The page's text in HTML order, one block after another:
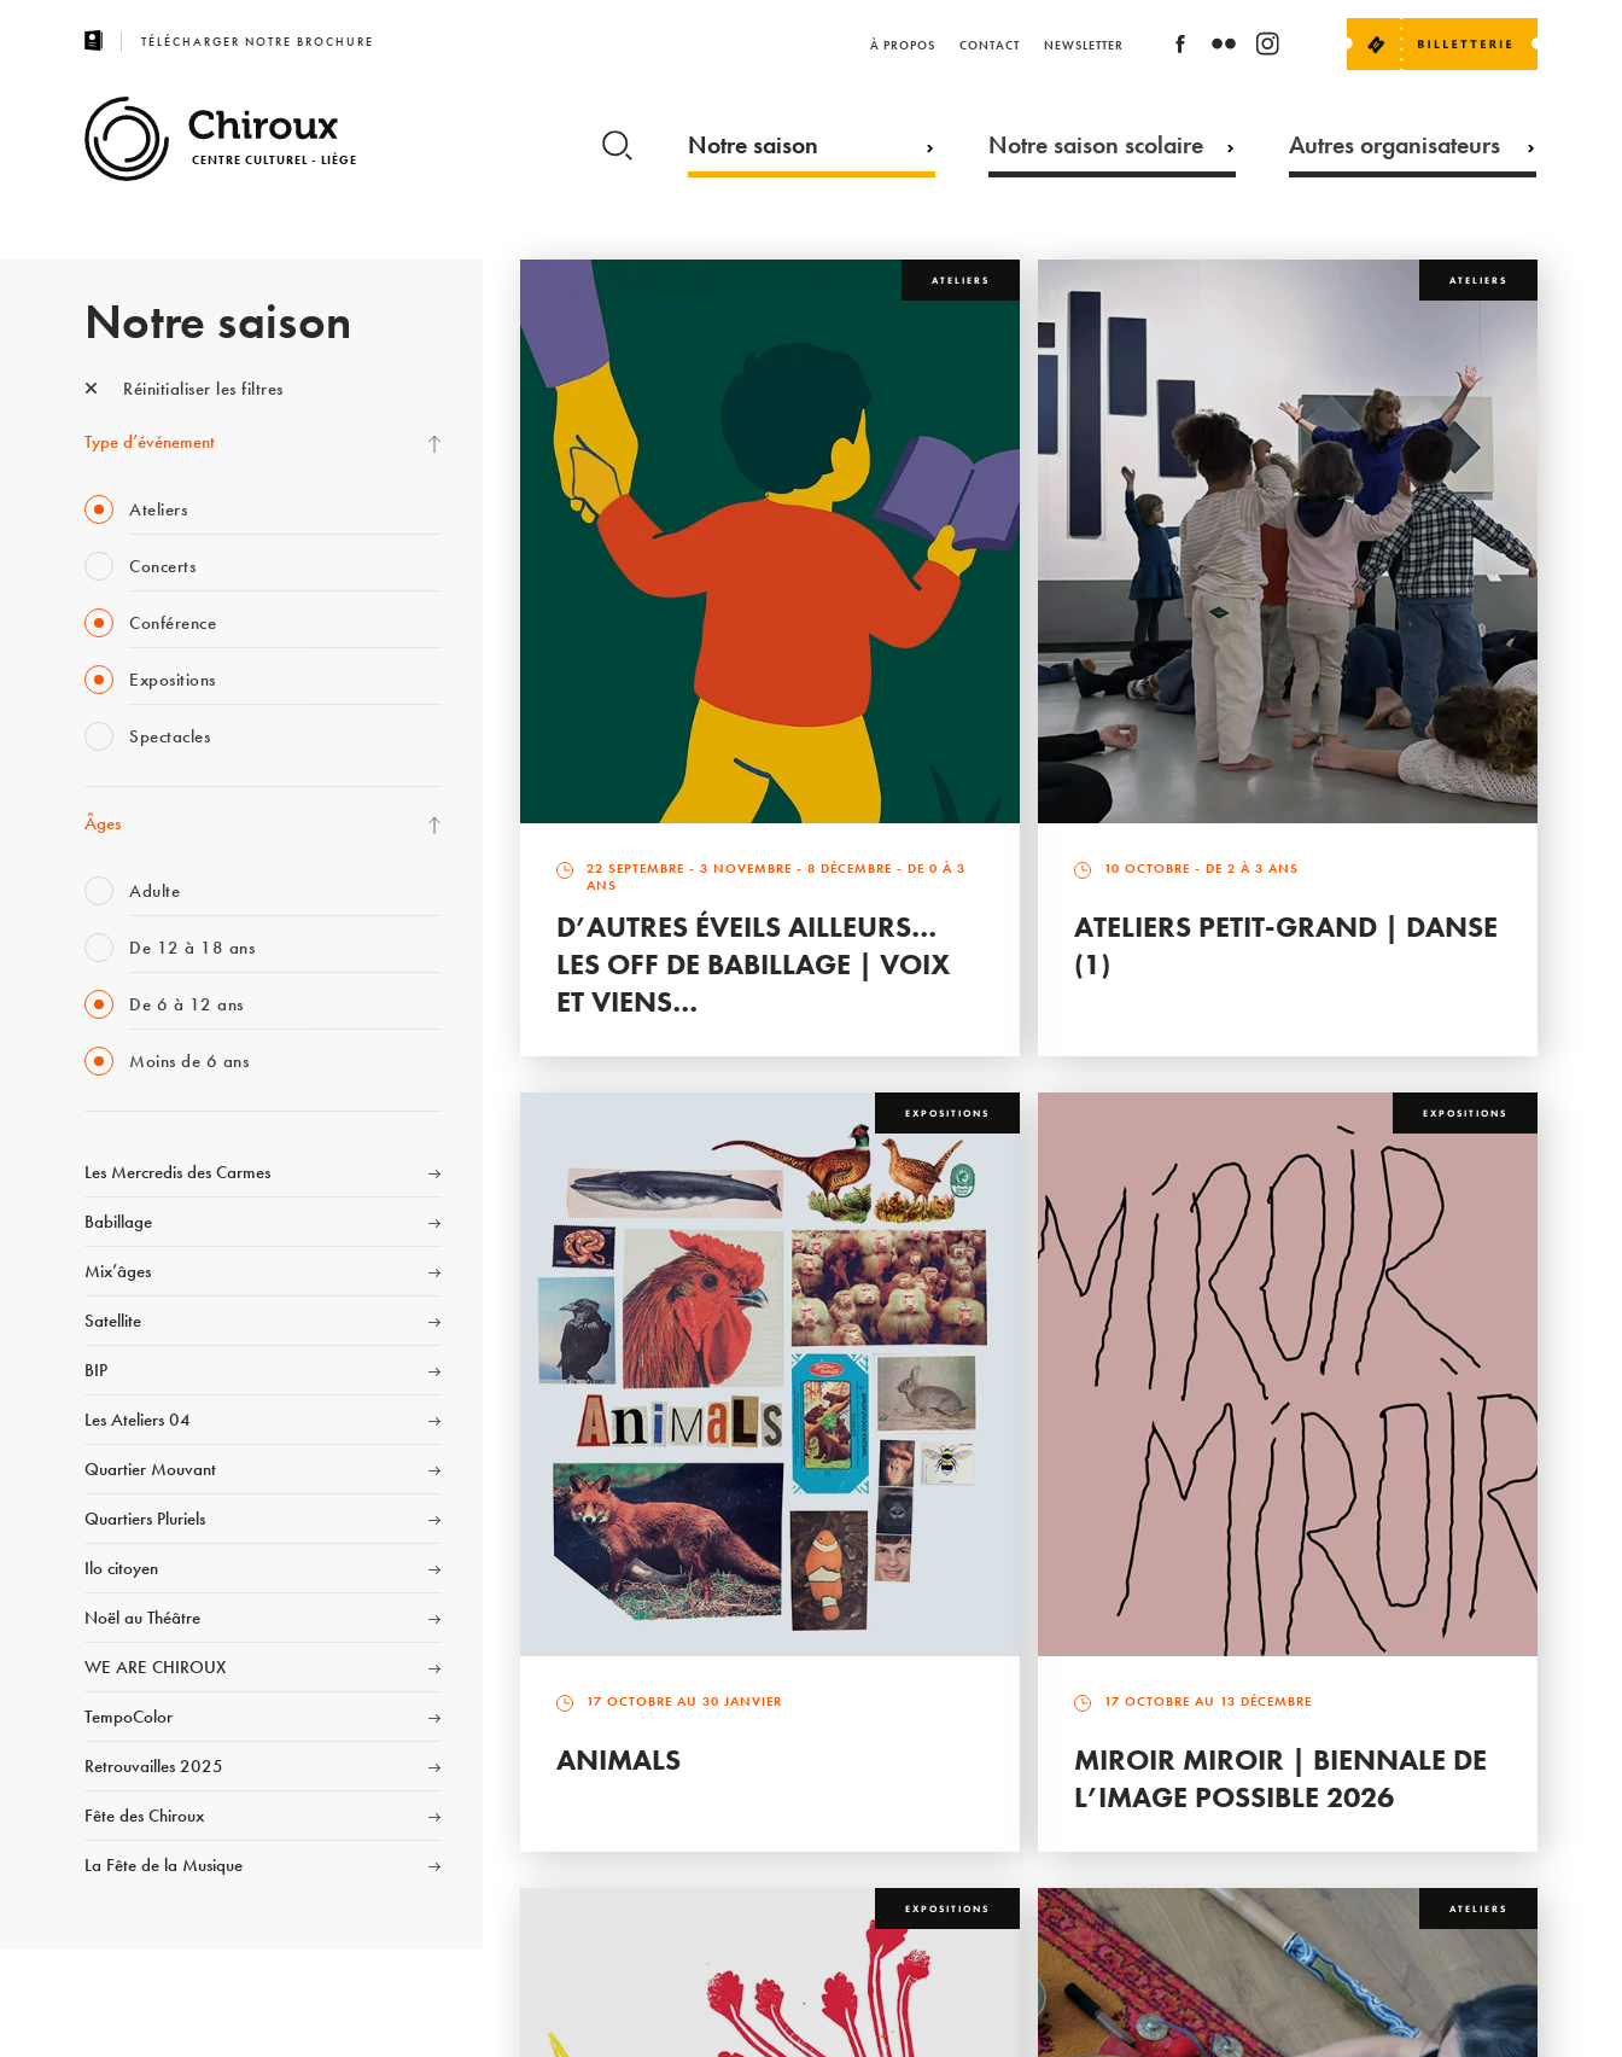
TÉLÉCHARGER NOTRE BROCHURE À PROPOS CONTACT NEWSLETTER
CENTRE CULTUREL - LIÈGE Notre saison Notre saison scolaire Autres organisateurs
Notre saison
Réinitialiser les filtres
Type d’événement
Ateliers
Concerts
Conférence
Expositions
Spectacles
Âges
Adulte
De 12 à 18 ans
De 6 à 12 ans
Moins de 6 ans
Les Mercredis des Carmes
Babillage
Mix’âges
Satellite
BIP
Les Ateliers 04
Quartier Mouvant
Quartiers Pluriels
Ilo citoyen
Noël au Théâtre
WE ARE CHIROUX
TempoColor
Retrouvailles 2025
Fête des Chiroux
La Fête de la Musique
ATELIERS
22 SEPTEMBRE -3 NOVEMBRE -8 DÉCEMBRE - DE 0 À 3
ANS
D’AUTRES ÉVEILS AILLEURS…
LES OFF DE BABILLAGE | VOIX
ET VIENS…
ATELIERS
10 OCTOBRE - DE 2 À 3 ANS
ATELIERS PETIT-GRAND | DANSE
(1)
EXPOSITIONS
17 OCTOBRE AU 30 JANVIER
ANIMALS
EXPOSITIONS
17 OCTOBRE AU 13 DÉCEMBRE
MIROIR MIROIR | BIENNALE DE
L’IMAGE POSSIBLE 2026
EXPOSITIONS ATELIERS